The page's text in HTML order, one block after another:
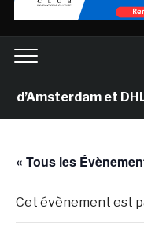
et DHL
« Tous les
Cet évènement est